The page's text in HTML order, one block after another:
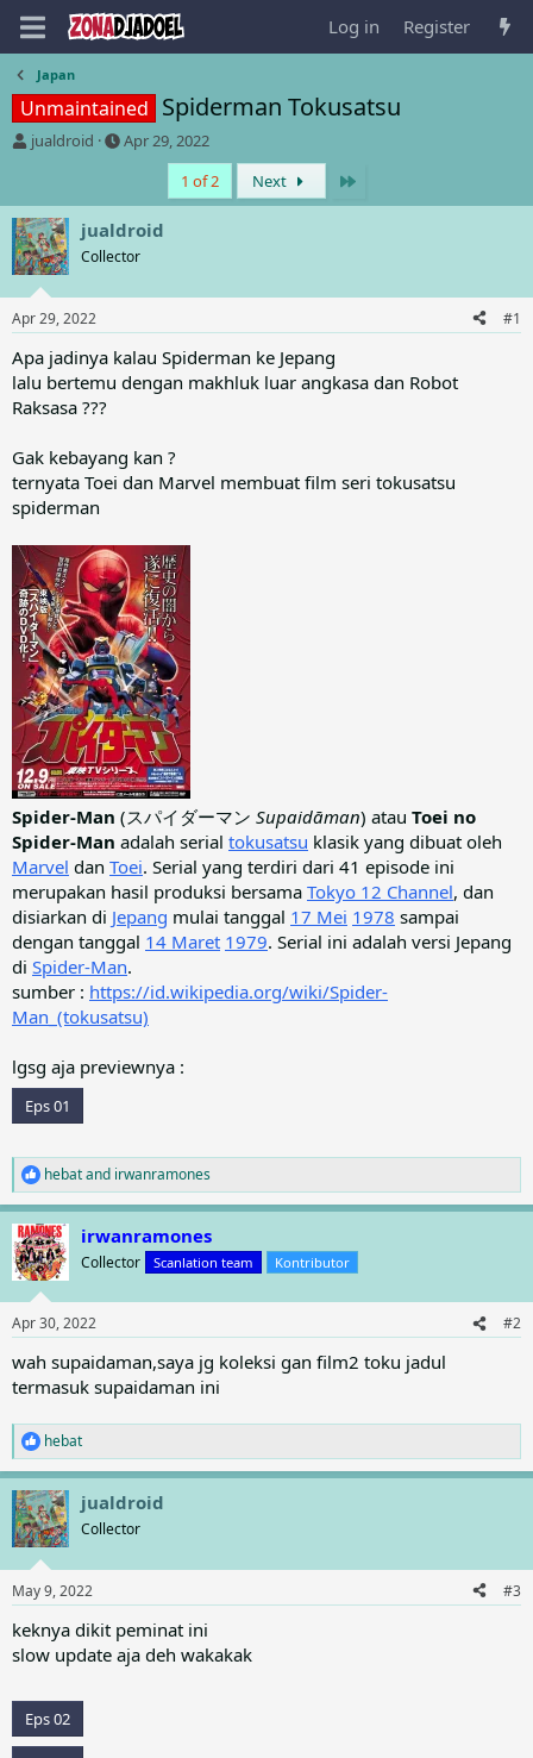
Log in Register
Japan
Unmaintained Spiderman Tokusatsu
T
e
a
d
s
t
a
r
t
e
r
jualdroid
S
r
t
d
a
Apr 29, 2022
1 of 2
Next
jualdroid
Collector
Apr 29, 2022 #1
Apa jadinya kalau Spiderman ke Jepang
lalu bertemu dengan makhluk luar angkasa dan Robot
Raksasa ???
Gak kebayang kan ?
ternyata Toei dan Marvel membuat film seri tokusatsu
spiderman
Spider-Man (スパイダーマン Supaidāman) atau Toei no
Spider-Man adalah serial tokusatsu klasik yang dibuat oleh
Marvel dan Toei. Serial yang terdiri dari 41 episode ini
merupakan hasil produksi bersama Tokyo 12 Channel, dan
disiarkan di Jepang mulai tanggal 17 Mei 1978 sampai
dengan tanggal 14 Maret 1979. Serial ini adalah versi Jepang
di Spider-Man.
sumber : https://id.wikipedia.org/wiki/Spider-
Man_(tokusatsu)
lgsg aja previewnya :
Eps 01
R
e
a
c
t
i
s
hebatand irwanramones
irwanramones
Collector Scanlation team Kontributor
Apr 30, 2022 #2
wah supaidaman,saya jg koleksi gan film2 toku jadul
termasuk supaidaman ini
R
e
a
c
t
i
n
s
hebat
jualdroid
Collector
May 9, 2022 #3
keknya dikit peminat ini
slow update aja deh wakakak
Eps 02